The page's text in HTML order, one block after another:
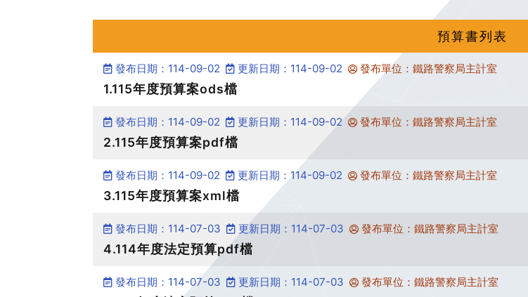
預算書列表
發布日期：114-09-02 更新日期：114-09-02 發布單位：鐵路警察局主計室
1.115年度預算案ods檔
發布日期：114-09-02 更新日期：114-09-02 發布單位：鐵路警察局主計室
2.115年度預算案pdf檔
發布日期：114-09-02 更新日期：114-09-02 發布單位：鐵路警察局主計室
3.115年度預算案xml檔
發布日期：114-07-03 更新日期：114-07-03 發布單位：鐵路警察局主計室
4.114年度法定預算pdf檔
發布日期：114-07-03 更新日期：114-07-03 發布單位：鐵路警察局主計室